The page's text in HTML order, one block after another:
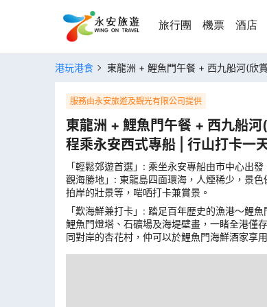
旅行團 機票 酒店
港玩港食 東龍洲 + 鯉魚門午餐 + 西九船河(欣
服務由永安旅遊及觀光有限公司提供
東龍洲 + 鯉魚門午餐 + 西九船
程乘永安西式專船 | 行山打卡一
「輕鬆郊遊首選」: 乘坐永安專船由市中心出
觀海勝地」: 東龍島四面環海，人煙稀少，景
拍岸的壯景等，啱哂打卡兼賞景。
「歎海鮮兼打卡」: 踏足百年歴史的漁港～鯉
鯉魚門燈塔、石礦場及海堤壁畫，一睹全港僅
同對岸的杏花村，仲可以於鯉魚門海鮮酒家享